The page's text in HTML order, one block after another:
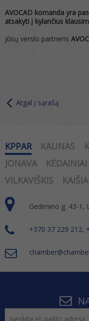
AVOCAD komanda yra
atsakyti į kylančius
Jūsų verslo partneris
Atgal į sąrašą
KPPAR KAUNAS
JONAVA
KĖDAINIAI
VILKAVIŠKIS
Gedimino g. 43-1,
+370 37 229 212,